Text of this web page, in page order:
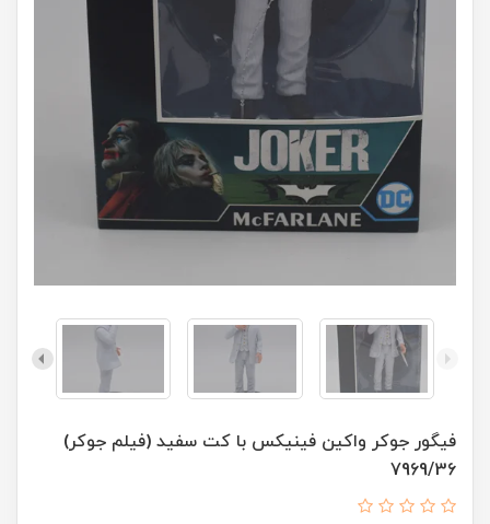
فیگور جوکر واکین فینیکس با کت سفید (فیلم جوکر)
7969/36